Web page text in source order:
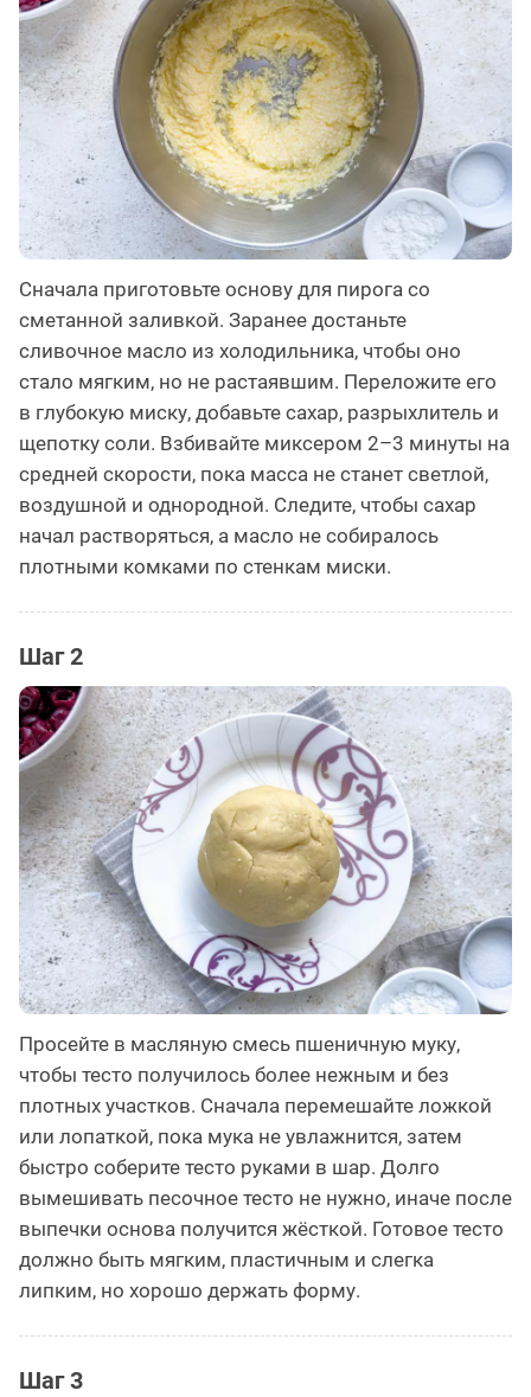
Сначала приготовьте основу для пирога со
сметанной заливкой. Заранее достаньте
сливочное масло из холодильника, чтобы оно
стало мягким, но не растаявшим. Переложите его
в глубокую миску, добавьте сахар, разрыхлитель и
щепотку соли. Взбивайте миксером 2–3 минуты на
средней скорости, пока масса не станет светлой,
воздушной и однородной. Следите, чтобы сахар
начал растворяться, а масло не собиралось
плотными комками по стенкам миски.
Шаг 2
Просейте в масляную смесь пшеничную муку,
чтобы тесто получилось более нежным и без
плотных участков. Сначала перемешайте ложкой
или лопаткой, пока мука не увлажнится, затем
быстро соберите тесто руками в шар. Долго
вымешивать песочное тесто не нужно, иначе после
выпечки основа получится жёсткой. Готовое тесто
должно быть мягким, пластичным и слегка
липким, но хорошо держать форму.
Шаг 3